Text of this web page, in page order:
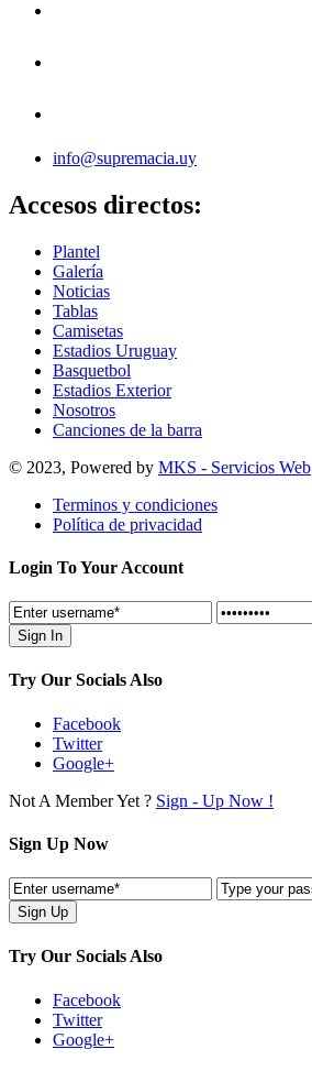
info@supremacia.uy
Accesos directos:
Plantel
Galería
Noticias
Tablas
Camisetas
Estadios Uruguay
Basquetbol
Estadios Exterior
Nosotros
Canciones de la barra
© 2023, Powered by MKS - Servicios Web
Terminos y condiciones
Política de privacidad
Login To Your Account
Try Our Socials Also
Facebook
Twitter
Google+
Not A Member Yet ? Sign - Up Now !
Sign Up Now
Try Our Socials Also
Facebook
Twitter
Google+